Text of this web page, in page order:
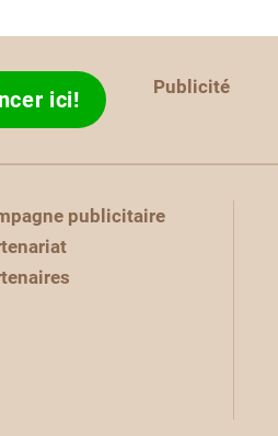
ici! Publicité
publicitaire